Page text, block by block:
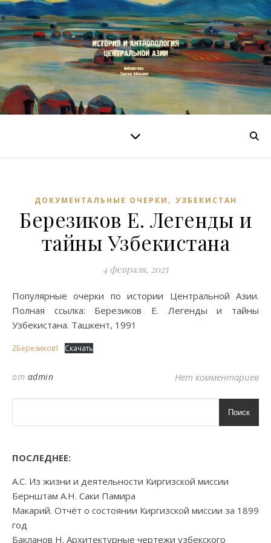
ДОКУМЕНТАЛЬНЫЕ ОЧЕРКИ , УЗБЕКИСТАН
Березиков Е. Легенды и
тайны Узбекистана
4 февраля, 2025
Популярные очерки по истории Центральной Азии.
Полная ссылка: Березиков Е. Легенды и тайны
Узбекистана. Ташкент, 1991
2Березиков1 Скачать
от admin Нет комментариев
Поиск
ПОСЛЕДНЕЕ:
А.С. Из жизни и деятельности Киргизской миссии
Бернштам А.Н. Саки Памира
Макарий. Отчёт о состоянии Киргизской миссии за 1899
год
Бакланов Н. Архитектурные чертежи узбекского